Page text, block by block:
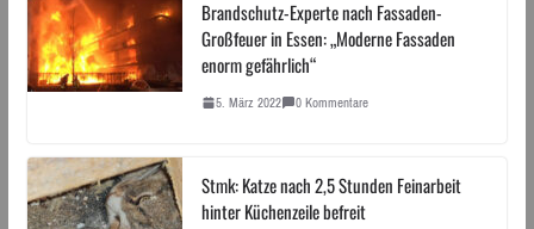
Brandschutz-Experte nach Fassaden-
Großfeuer in Essen: „Moderne Fassaden
enorm gefährlich“
5. März 2022 0 Kommentare
Stmk: Katze nach 2,5 Stunden Feinarbeit
hinter Küchenzeile befreit